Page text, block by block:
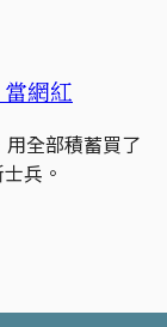
網紅
全部積蓄買了
兵。